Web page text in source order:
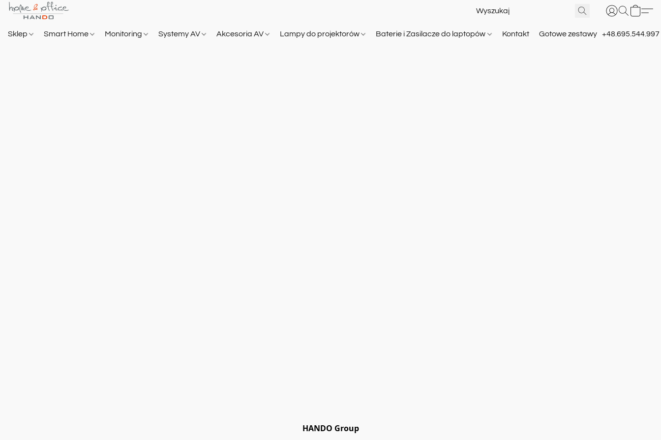
Sklep Smart Home Monitoring Systemy AV Akcesoria AV Lampy do projektorów Baterie i Zasilacze do laptopów Kontakt Gotowe zestawy +48.695.544.997
HANDO Group